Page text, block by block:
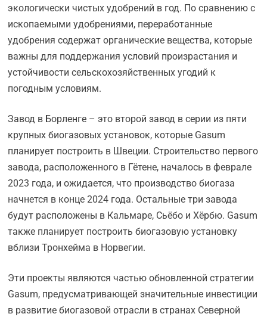
экологически чистых удобрений в год. По сравнению с
ископаемыми удобрениями, переработанные
удобрения содержат органические вещества, которые
важны для поддержания условий произрастания и
устойчивости сельскохозяйственных угодий к
погодным условиям.
Завод в Борленге – это второй завод в серии из пяти
крупных биогазовых установок, которые Gasum
планирует построить в Швеции. Строительство первого
завода, расположенного в Гётене, началось в феврале
2023 года, и ожидается, что производство биогаза
начнется в конце 2024 года. Остальные три завода
будут расположены в Кальмаре, Сьёбо и Хёрбю. Gasum
также планирует построить биогазовую установку
вблизи Тронхейма в Норвегии.
Эти проекты являются частью обновленной стратегии
Gasum, предусматривающей значительные инвестиции
в развитие биогазовой отрасли в странах Северной